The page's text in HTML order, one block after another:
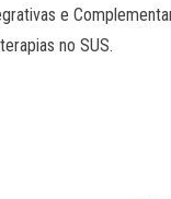
e
no SUS.